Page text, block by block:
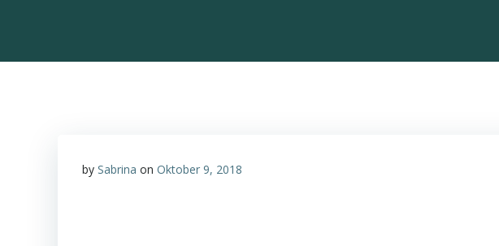
by Sabrina on Oktober 9, 2018